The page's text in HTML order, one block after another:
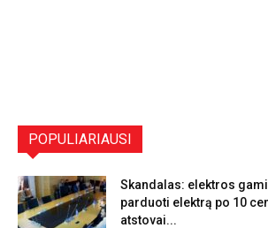
POPULIARIAUSI
Skandalas: elektros
parduoti elektrą po 10
atstovai...